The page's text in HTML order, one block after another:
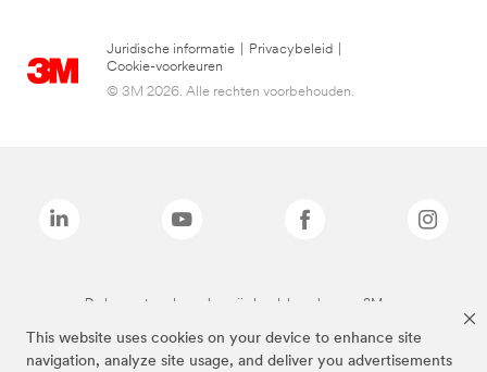
This website uses cookies on your device to enhance site
navigation, analyze site usage, and deliver you advertisements
Juridische informatie Privacybeleid
Cookie-voorkeuren
© 3M 2026. Alle rechten voorbehouden.
De bovenstaande merken zijn handelsmerken van 3M.we